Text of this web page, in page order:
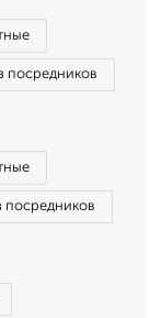
посредников
посредников